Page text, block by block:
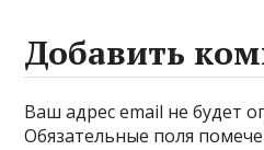
Добавить
Ваш адрес email не будет
Обязательные поля